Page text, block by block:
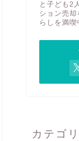
と子ども2
ション売
らしを満喫
カテゴ